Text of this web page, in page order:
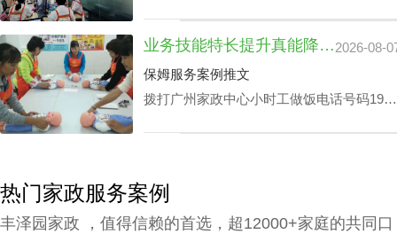
如家里老人家照护技能、小孩子看护、监督
孩子学习等，个体能量越高，家政公司越秀
小时工费用自然越高。
业务技能特长提升真能降广州家政中心护理孩子收费？2026-08-
保姆服务案例推文
拨打广州家政中心小时工做饭电话号码199-
热门家政服务案例
丰泽园家政 ，值得信赖的首选，超12000+家庭的共同口